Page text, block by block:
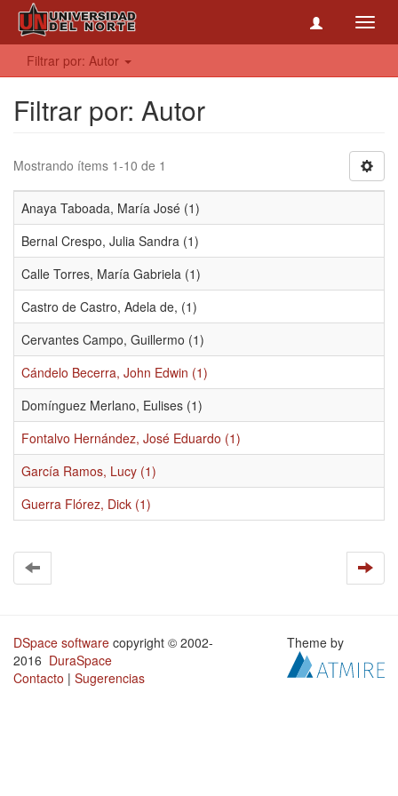
Filtrar por: Autor
Filtrar por: Autor
Mostrando ítems 1-10 de 1
Anaya Taboada, María José (1)
Bernal Crespo, Julia Sandra (1)
Calle Torres, María Gabriela (1)
Castro de Castro, Adela de, (1)
Cervantes Campo, Guillermo (1)
Cándelo Becerra, John Edwin (1)
Domínguez Merlano, Eulises (1)
Fontalvo Hernández, José Eduardo (1)
García Ramos, Lucy (1)
Guerra Flórez, Dick (1)
DSpace software copyright © 2002-
2016 DuraSpace
Contacto | Sugerencias
Theme by